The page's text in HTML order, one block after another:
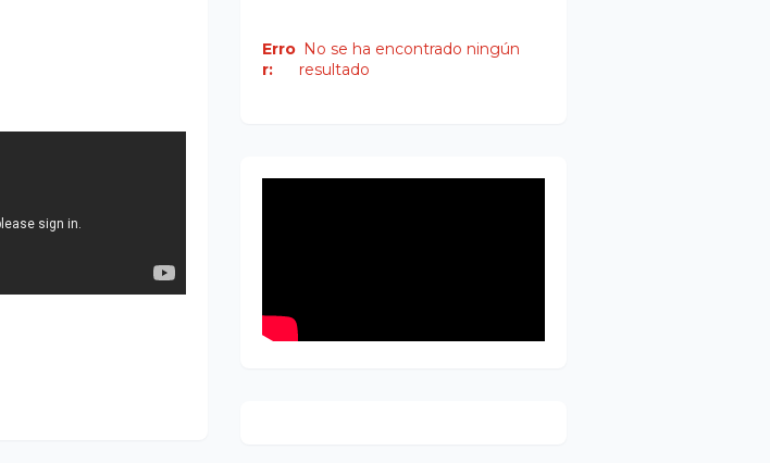
Erro
r:
No se ha encontrado ningún
resultado